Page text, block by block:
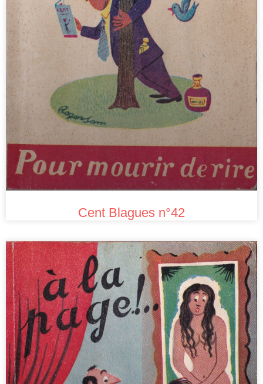
Cent Blagues n°42